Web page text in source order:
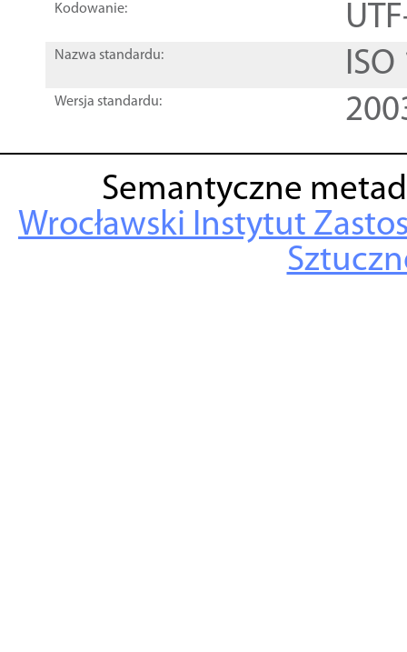
Kodowanie:
Nazwa standardu:
Wersja standardu:
Semantyczne
Wrocławski Instytut